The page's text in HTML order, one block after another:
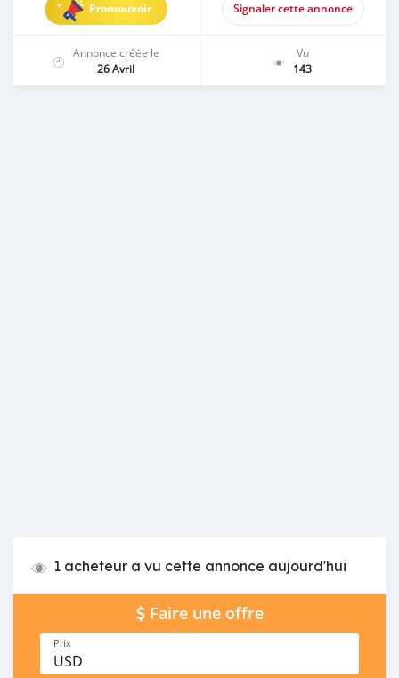
Promouvoir Signaler cette annonce
Annonce créée le
26 Avril
Vu
143
1 acheteur a vu cette annonce aujourd'hui
Faire une offre
Prix
USD